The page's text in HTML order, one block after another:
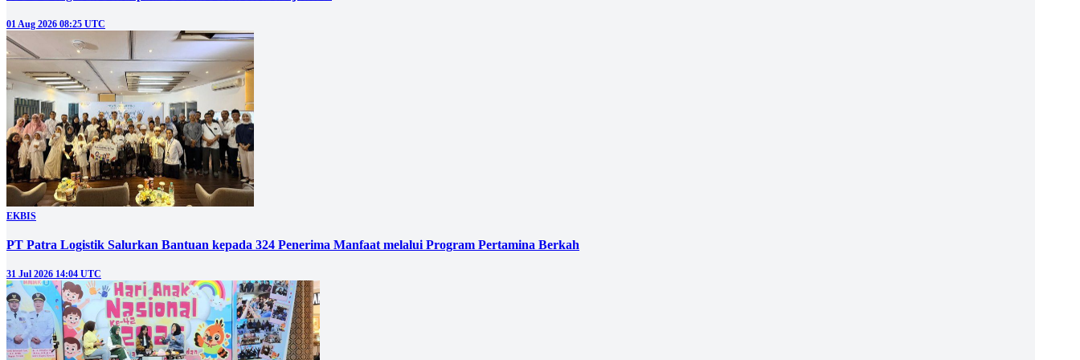
01 Aug 2026 08:25 UTC
EKBIS
PT Patra Logistik Salurkan Bantuan kepada 324 Penerima Manfaat melalui Program Pertamina Berkah
31 Jul 2026 14:04 UTC